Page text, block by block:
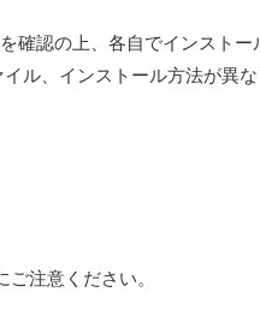
確認の上、各自でインストー
ル、インストール方法が異
注意ください。